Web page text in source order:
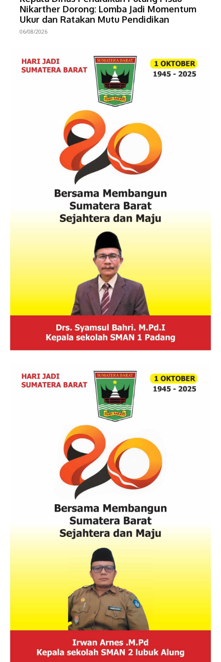
Nikarther Dorong: Lomba Jadi Momentum
Ukur dan Ratakan Mutu Pendidikan
06/08/2026